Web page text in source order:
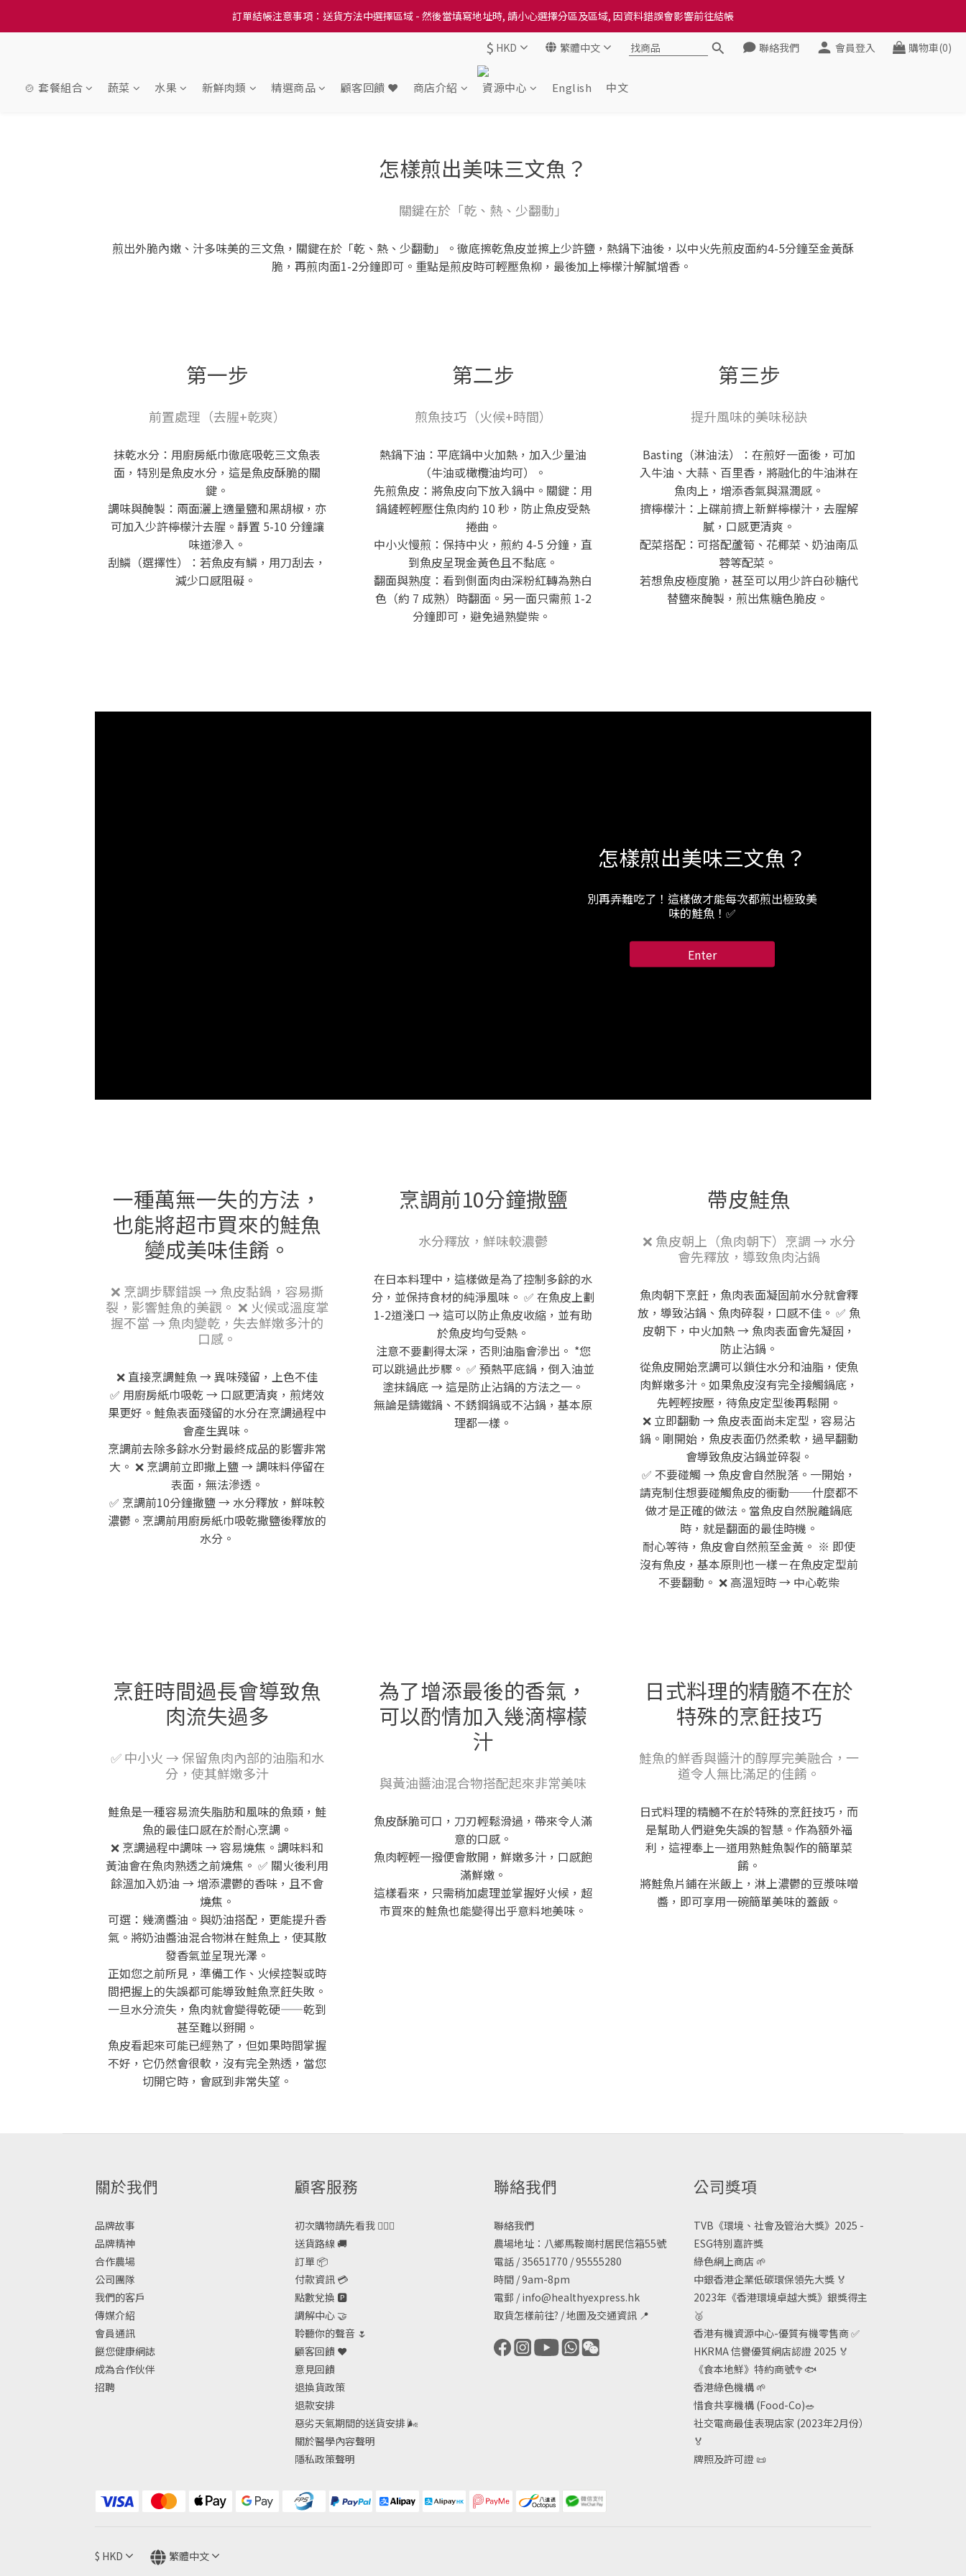
訂單結帳注意事項：送貨方法中選擇區域 - 然後當填寫地址時, 請小心選擇分區及區域, 因資料錯誤會影響前往結帳
訂單結帳注意事項：送貨方法中選擇區域 - 然後當填寫地址時, 請小心選擇分區及區域, 因資料錯誤會影響前往結帳
隆重推出本地培育田香雞、金棠雞、粵皇鷄及平原雞等，想食靚雞就要嚟《餸您健康》
訂單結帳注意事項：送貨方法中選擇區域 - 然後當填寫地址時, 請小心選擇分區及區域, 因資料錯誤會影響前往結帳
$ HKD 繁體中文 聯絡我們 會員登入 購物車(0)
🍲 套餐組合 蔬菜 水果 新鮮肉類 精選商品 顧客回饋 ❤️ 商店介紹 資源中心 English 中文
怎樣煎出美味三文魚？
關鍵在於「乾、熱、少翻動」
煎出外脆內嫩、汁多味美的三文魚，關鍵在於「乾、熱、少翻動」。徹底擦乾魚皮並擦上少許鹽，熱鍋下油後，以中火先煎皮面約4-5分鐘至金黃酥
脆，再煎肉面1-2分鐘即可。重點是煎皮時可輕壓魚柳，最後加上檸檬汁解膩增香。
第一步
前置處理（去腥+乾爽）
抹乾水分：用廚房紙巾徹底吸乾三文魚表
面，特別是魚皮水分，這是魚皮酥脆的關
鍵。
調味與醃製：兩面灑上適量鹽和黑胡椒，亦
可加入少許檸檬汁去腥。靜置 5-10 分鐘讓
味道滲入。
刮鱗（選擇性）：若魚皮有鱗，用刀刮去，
減少口感阻礙。
第二步
煎魚技巧（火候+時間）
熱鍋下油：平底鍋中火加熱，加入少量油
（牛油或橄欖油均可）。
先煎魚皮：將魚皮向下放入鍋中。關鍵：用
鍋鏟輕輕壓住魚肉約 10 秒，防止魚皮受熱
捲曲。
中小火慢煎：保持中火，煎約 4-5 分鐘，直
到魚皮呈現金黃色且不黏底。
翻面與熟度：看到側面肉由深粉紅轉為熟白
色（約 7 成熟）時翻面。另一面只需煎 1-2
分鐘即可，避免過熟變柴。
第三步
提升風味的美味秘訣
Basting（淋油法）：在煎好一面後，可加
入牛油、大蒜、百里香，將融化的牛油淋在
魚肉上，增添香氣與濕潤感。
擠檸檬汁：上碟前擠上新鮮檸檬汁，去腥解
膩，口感更清爽。
配菜搭配：可搭配蘆筍、花椰菜、奶油南瓜
蓉等配菜。
若想魚皮極度脆，甚至可以用少許白砂糖代
替鹽來醃製，煎出焦糖色脆皮。
怎樣煎出美味三文魚？
別再弄難吃了！這樣做才能每次都煎出極致美
味的鮭魚！✅
Enter
一種萬無一失的方法，
也能將超市買來的鮭魚
變成美味佳餚。
❌ 烹調步驟錯誤 → 魚皮黏鍋，容易撕
裂，影響鮭魚的美觀。 ❌ 火候或溫度掌
握不當 → 魚肉變乾，失去鮮嫩多汁的
口感。
❌ 直接烹調鮭魚 → 異味殘留，上色不佳
✅ 用廚房紙巾吸乾 → 口感更清爽，煎烤效
果更好。鮭魚表面殘留的水分在烹調過程中
會產生異味。
烹調前去除多餘水分對最終成品的影響非常
大。 ❌ 烹調前立即撒上鹽 → 調味料停留在
表面，無法滲透。
✅ 烹調前10分鐘撒鹽 → 水分釋放，鮮味較
濃鬱。烹調前用廚房紙巾吸乾撒鹽後釋放的
水分。
烹調前10分鐘撒鹽
水分釋放，鮮味較濃鬱
在日本料理中，這樣做是為了控制多餘的水
分，並保持食材的純淨風味。 ✅ 在魚皮上劃
1-2道淺口 → 這可以防止魚皮收縮，並有助
於魚皮均勻受熱。
注意不要劃得太深，否則油脂會滲出。 *您
可以跳過此步驟。 ✅ 預熱平底鍋，倒入油並
塗抹鍋底 → 這是防止沾鍋的方法之一。
無論是鑄鐵鍋、不銹鋼鍋或不沾鍋，基本原
理都一樣。
帶皮鮭魚
❌ 魚皮朝上（魚肉朝下）烹調 → 水分
會先釋放，導致魚肉沾鍋
魚肉朝下烹飪，魚肉表面凝固前水分就會釋
放，導致沾鍋、魚肉碎裂，口感不佳。 ✅ 魚
皮朝下，中火加熱 → 魚肉表面會先凝固，
防止沾鍋。
從魚皮開始烹調可以鎖住水分和油脂，使魚
肉鮮嫩多汁。如果魚皮沒有完全接觸鍋底，
先輕輕按壓，待魚皮定型後再鬆開。
❌ 立即翻動 → 魚皮表面尚未定型，容易沾
鍋。剛開始，魚皮表面仍然柔軟，過早翻動
會導致魚皮沾鍋並碎裂。
✅ 不要碰觸 → 魚皮會自然脫落。一開始，
請克制住想要碰觸魚皮的衝動──什麼都不
做才是正確的做法。當魚皮自然脫離鍋底
時，就是翻面的最佳時機。
耐心等待，魚皮會自然煎至金黃。 ※ 即使
沒有魚皮，基本原則也一樣－在魚皮定型前
不要翻動。 ❌ 高溫短時 → 中心乾柴
烹飪時間過長會導致魚
肉流失過多
✅ 中小火 → 保留魚肉內部的油脂和水
分，使其鮮嫩多汁
鮭魚是一種容易流失脂肪和風味的魚類，鮭
魚的最佳口感在於耐心烹調。
❌ 烹調過程中調味 → 容易燒焦。調味料和
黃油會在魚肉熟透之前燒焦。 ✅ 關火後利用
餘溫加入奶油 → 增添濃鬱的香味，且不會
燒焦。
可選：幾滴醬油。與奶油搭配，更能提升香
氣。將奶油醬油混合物淋在鮭魚上，使其散
發香氣並呈現光澤。
正如您之前所見，準備工作、火候控製或時
間把握上的失誤都可能導致鮭魚烹飪失敗。
一旦水分流失，魚肉就會變得乾硬——乾到
甚至難以掰開。
魚皮看起來可能已經熟了，但如果時間掌握
不好，它仍然會很軟，沒有完全熟透，當您
切開它時，會感到非常失望。
為了增添最後的香氣，
可以酌情加入幾滴檸檬
汁
與黃油醬油混合物搭配起來非常美味
魚皮酥脆可口，刀刃輕鬆滑過，帶來令人滿
意的口感。
魚肉輕輕一撥便會散開，鮮嫩多汁，口感飽
滿鮮嫩。
這樣看來，只需稍加處理並掌握好火候，超
市買來的鮭魚也能變得出乎意料地美味。
日式料理的精髓不在於
特殊的烹飪技巧
鮭魚的鮮香與醬汁的醇厚完美融合，一
道令人無比滿足的佳餚。
日式料理的精髓不在於特殊的烹飪技巧，而
是幫助人們避免失誤的智慧。作為額外福
利，這裡奉上一道用熟鮭魚製作的簡單菜
餚。
將鮭魚片鋪在米飯上，淋上濃鬱的豆漿味噌
醬，即可享用一碗簡單美味的蓋飯。
關於我們
品牌故事
品牌精神
合作農場
公司團隊
我們的客戶
傳媒介紹
會員通訊
餸您健康網誌
成為合作伙伴
招聘
顧客服務
初次購物請先看我 🙋🏻‍♀️
送貨路線 🚚
訂單 📦
付款資訊 💳
點數兌換 🅿️
調解中心 🤝
聆聽你的聲音 🌷
顧客回饋 ❤️
意見回饋
退換貨政策
退款安排
惡劣天氣期間的送貨安排🌬
關於醫學內容聲明
隱私政策聲明
聯絡我們
聯絡我們
農場地址：八鄉馬鞍崗村居民信箱55號
電話 / 35651770 / 95555280
時間 / 9am-8pm
電郵 / info@healthyexpress.hk
取貨怎樣前往? /地圖及交通資訊 📍
公司獎項
TVB《環境、社會及管治大獎》2025 -
ESG特別嘉許獎
綠色網上商店🌱
中銀香港企業低碳環保領先大獎🏅
2023年《香港環境卓越大獎》銀獎得主
🥈
香港有機資源中心-優質有機零售商✅
HKRMA 信譽優質網店認證 2025 🏅
《食本地鮮》特約商號🥦🐟
香港綠色機構🌱
惜食共享機構 (Food-Co)🥗
社交電商最佳表現店家 (2023年2月份）
🏅
牌照及許可證📜
$ HKD 繁體中文